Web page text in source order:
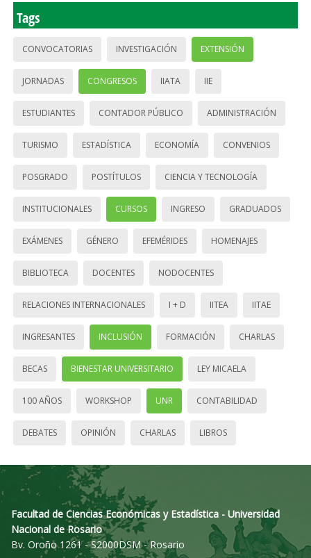
Tags
CONVOCATORIAS INVESTIGACIÓN EXTENSIÓN
JORNADAS CONGRESOS IIATA IIE
ESTUDIANTES CONTADOR PÚBLICO ADMINISTRACIÓN
TURISMO ESTADÍSTICA ECONOMÍA CONVENIOS
POSGRADO POSTÍTULOS CIENCIA Y TECNOLOGÍA
INSTITUCIONALES CURSOS INGRESO GRADUADOS
EXÁMENES GÉNERO EFEMÉRIDES HOMENAJES
BIBLIOTECA DOCENTES NODOCENTES
RELACIONES INTERNACIONALES I + D IITEA IITAE
INGRESANTES INCLUSIÓN FORMACIÓN CHARLAS
BECAS BIENESTAR UNIVERSITARIO LEY MICAELA
100 AÑOS WORKSHOP UNR CONTABILIDAD
DEBATES OPINIÓN CHARLAS LIBROS
Facultad de Ciencias Económicas y Estadística - Universidad
Nacional de Rosario
Bv. Oroño 1261 - S2000DSM - Rosario